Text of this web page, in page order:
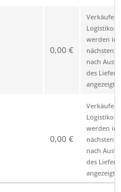
0,00 €
Verkäufer
werden im
nächsten
nach
des
angezeigt.
0,00 €
Verkäufer
werden im
nächsten
nach
des
angezeigt.